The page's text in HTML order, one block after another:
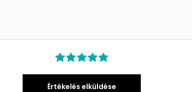
Értékelés elküldése